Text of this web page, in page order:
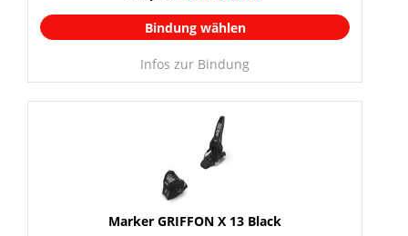
Bindung wählen
Infos zur Bindung
Marker GRIFFON X 13 Black